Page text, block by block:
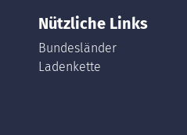
Nützliche Links
Bundesländer
Ladenkette